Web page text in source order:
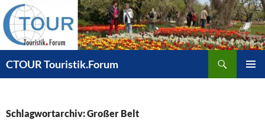
Zum
Inhalt
springen
CTOUR Touristik.Forum
Schlagwortarchiv: Großer Belt